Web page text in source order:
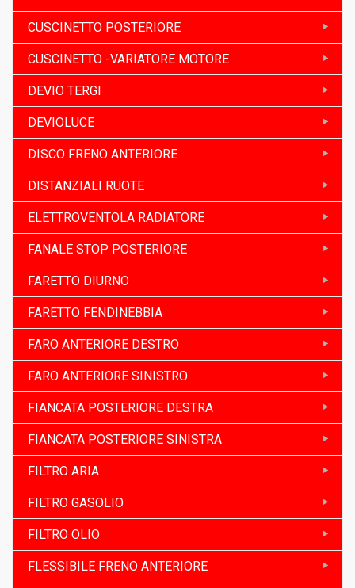
CUSCINETTO POSTERIORE
CUSCINETTO -VARIATORE MOTORE
DEVIO TERGI
DEVIOLUCE
DISCO FRENO ANTERIORE
DISTANZIALI RUOTE
ELETTROVENTOLA RADIATORE
FANALE STOP POSTERIORE
FARETTO DIURNO
FARETTO FENDINEBBIA
FARO ANTERIORE DESTRO
FARO ANTERIORE SINISTRO
FIANCATA POSTERIORE DESTRA
FIANCATA POSTERIORE SINISTRA
FILTRO ARIA
FILTRO GASOLIO
FILTRO OLIO
FLESSIBILE FRENO ANTERIORE